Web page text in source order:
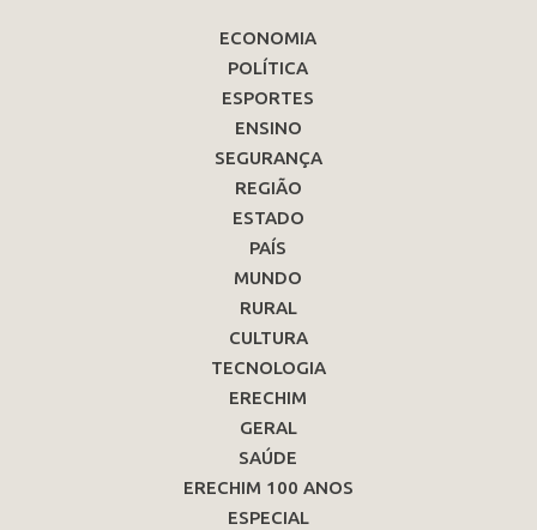
ECONOMIA
POLÍTICA
ESPORTES
ENSINO
SEGURANÇA
REGIÃO
ESTADO
PAÍS
MUNDO
RURAL
CULTURA
TECNOLOGIA
ERECHIM
GERAL
SAÚDE
ERECHIM 100 ANOS
ESPECIAL